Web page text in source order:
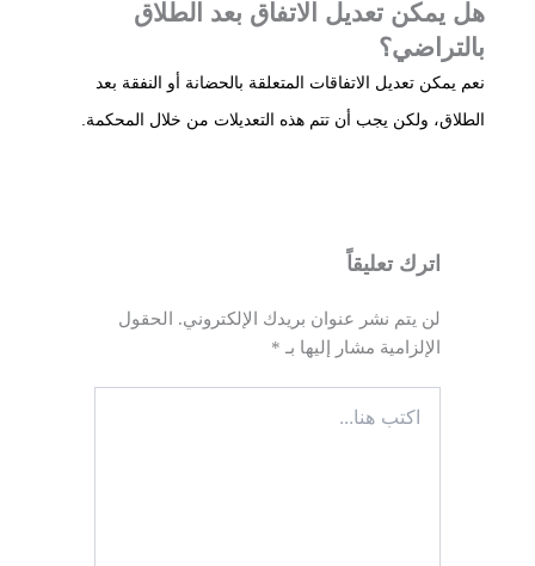
هل يمكن تعديل الاتفاق بعد الطلاق
بالتراضي؟
نعم يمكن تعديل الاتفاقات المتعلقة بالحضانة أو النفقة بعد
الطلاق، ولكن يجب أن تتم هذه التعديلات من خلال المحكمة.
اترك تعليقاً
لن يتم نشر عنوان بريدك الإلكتروني. الحقول
الإلزامية مشار إليها بـ *
هنا...